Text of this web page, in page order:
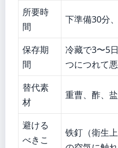
所要時
間
下準備30分
保存期
間
冷藏で3〜5
つにつれて悪
替代素
材
重曹、酢、
避ける
べきこ
铁釘（衛生